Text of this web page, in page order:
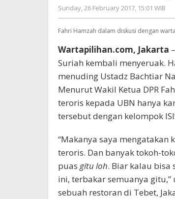
Sunday, 26 February 2017, 15:01 WIB
Fahri Hamzah dalam diskusi dengan
Wartapilihan.com, Jakarta
Suriah kembali menyeruak.
menuding Ustadz Bachtiar
Menurut Wakil Ketua DPR
teroris kepada UBN hanya
tersebut dengan kelompok
“Makanya saya mengatakan
teroris. Dan banyak tokoh-
puas gitu loh. Biar kalau bisa
ini, terbakar semuanya
sebuah restoran di Tebet,